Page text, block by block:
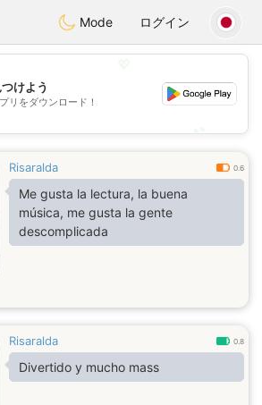
olombiaCitas
Mode ログイン
💕
けよう
リをダウンロード！
Risaralda 0.6
Me gusta la lectura, la buena
música, me gusta la gente
descomplicada
Risaralda 0.8
Divertido y mucho mass